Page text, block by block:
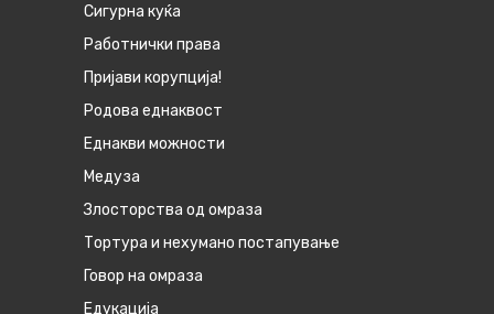
Сигурна куќа
Работнички права
Пријави корупција!
Родова еднаквост
Eднакви можности
Медуза
Злосторства од омраза
Тортура и нехумано постапување
Говор на омраза
Едукација